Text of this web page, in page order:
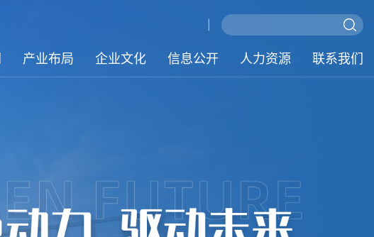
产业布局 企业文化 信息公开 人力资源 联系我们